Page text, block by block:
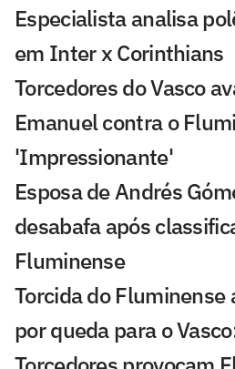
Especialista analisa
em Inter x Corinthians
Torcedores do Vasco
Emanuel contra o
'Impressionante'
Esposa de Andrés
desabafa após
Fluminense
Torcida do
por queda para o